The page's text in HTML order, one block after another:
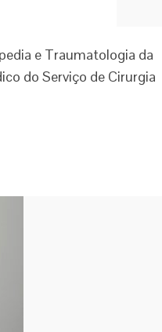
e Traumatologia da
do Serviço de Cirurgia